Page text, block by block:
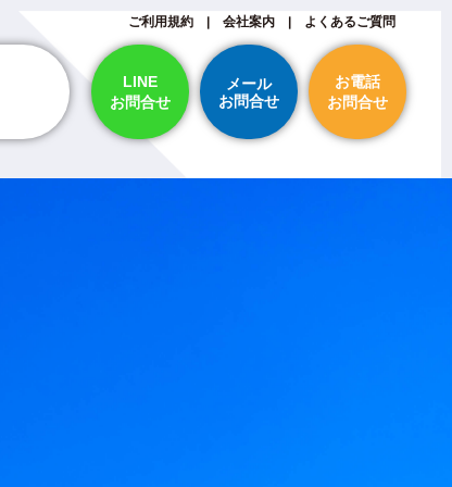
ご利用規約|会社案内| よくあるご質問
LINE
お問合せ
メール
お問合せ
お電話
お問合せ